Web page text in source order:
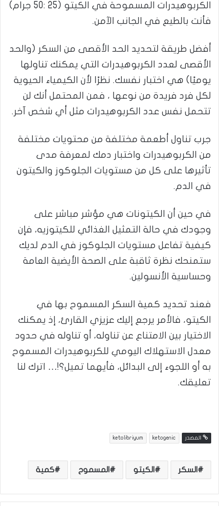
الكربوهيدرات المسموحة في الكيتو (25 :50 جرام)
فأنت بالطيع في الجانب الآمن.
أفضل طريقة لتحديد الحد الأقصى من السكر (والحد
الأقصى لعدد الكربوهيدرات التي يمكنك تناولها
يوميًا) هي اختبار نفسك. نظرًا لأن الكيمياء الحيوية
لكل فرد فريدة من نوعها ، فمن المحتمل أنك لن
تتحمل نفس عدد الكربوهيدرات مثل أي شخص آخر.
جرب تناول أطعمة مختلفة من محتويات مختلفة
من الكربوهيدرات واختبار دمك لمعرفة مدى
تأثيرها على كل من مستويات الجلوكوز والكيتون
في الدم.
في حين أن الكيتونات هي مؤشر مباشر على
وجودك في حالة التمثيل الغذائي للكيتوزيه، فإن
كيفية تفاعل مستويات الجلوكوز في الدم لديك
ستمنحك نظرة ثاقبة على الصحة الأيضية العامة
وحساسية الأنسولين.
فعند تحديد كمية السكر المسموح بها في
الكيتو، فالأمر يرجع إليك عزيزي القارئ، إذ يمكنك
الاختيار بين الامتناع عن تناوله، أو تناوله في حدود
معدل الاستهلاك اليومي للكربوهيدرات المسموح
به أو اللجوء إلى البدائل، فأيهما تميل؟!… اترك لنا
تعليقك.
المصدر ketogenic
ketolibriyum
السكر الكيتو المسموح كمية